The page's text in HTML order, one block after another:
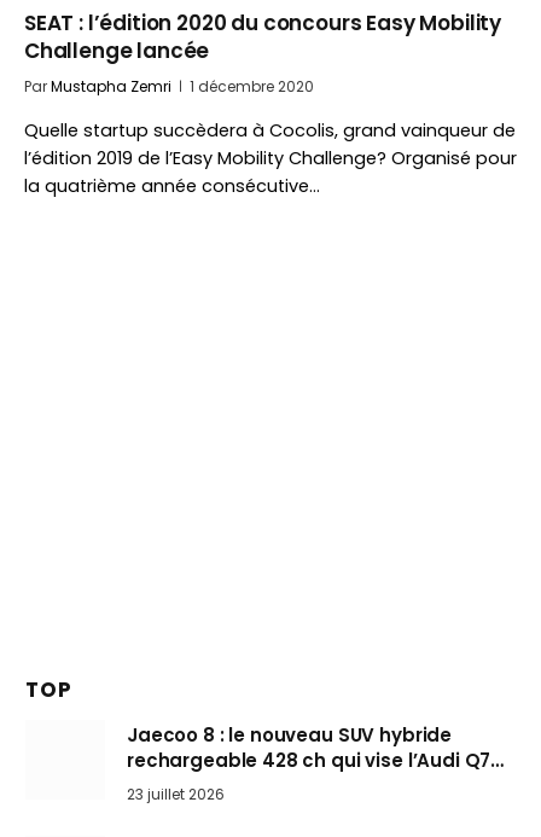
SEAT : l’édition 2020 du concours Easy Mobility
Challenge lancée
ParMustapha Zemri 1 décembre 2020
Quelle startup succèdera à Cocolis, grand vainqueur de
l’édition 2019 de l’Easy Mobility Challenge? Organisé pour
la quatrième année consécutive…
TOP
Jaecoo 8 : le nouveau SUV hybride
rechargeable 428 ch qui vise l’Audi Q7
arrive en Europe cet automne
23 juillet 2026